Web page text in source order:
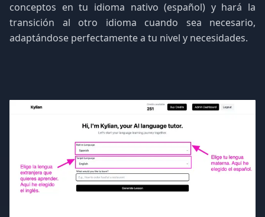
conceptos en tu idioma nativo (español) y hará la
transición al otro idioma cuando sea necesario,
adaptándose perfectamente a tu nivel y necesidades.